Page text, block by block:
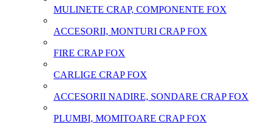
MULINETE CRAP, COMPONENTE FOX
ACCESORII, MONTURI CRAP FOX
FIRE CRAP FOX
CARLIGE CRAP FOX
ACCESORII NADIRE, SONDARE CRAP FOX
PLUMBI, MOMITOARE CRAP FOX